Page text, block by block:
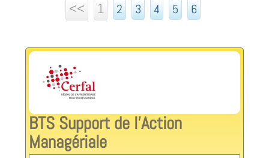
<<
1 2 3 4 5 6
BTS Support de l'Action
Managériale